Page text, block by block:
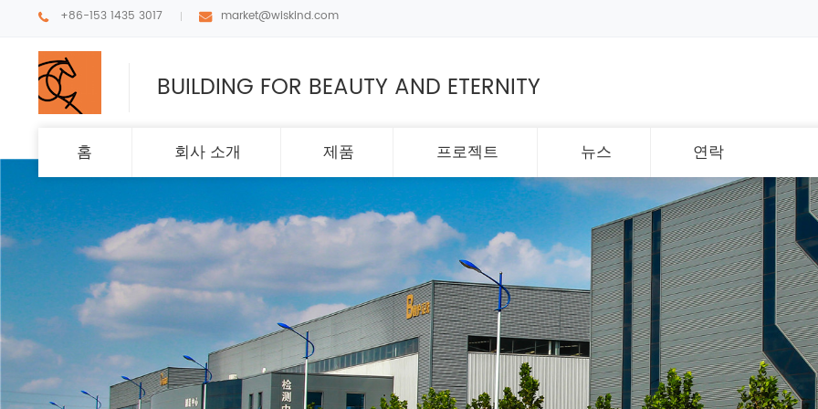
+86-153 1435 3017 market@wiskind.com
BUILDING FOR BEAUTY AND ETERNITY
홈 회사 소개 제품 프로젝트 뉴스 연락